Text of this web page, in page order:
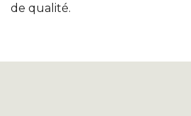
de qualité.